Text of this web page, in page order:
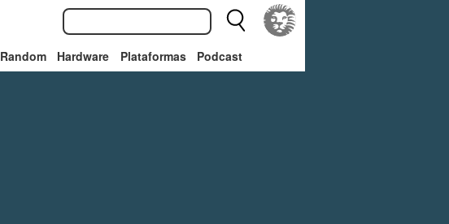
Random Hardware Plataformas Podcast